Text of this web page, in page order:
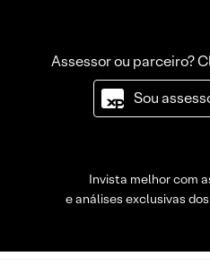
Assessor ou parceiro?
Sou
Invista melhor com
e análises exclusivas